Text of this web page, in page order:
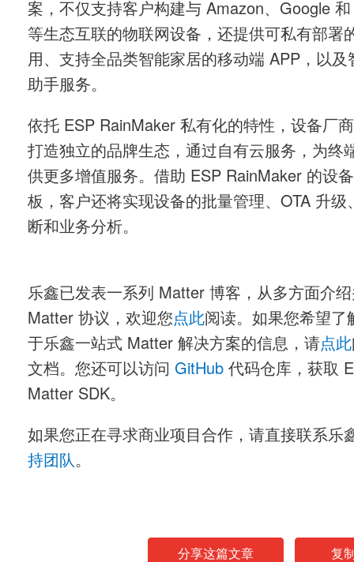
案，不仅支持客户构建与 Amazon、Google 和
等生态互联的物联网设备，还提供可私有部署
用、支持全品类智能家居的移动端 APP，以及
助手服务。
依托 ESP RainMaker 私有化的特性，设备厂
打造独立的品牌生态，通过自有云服务，为终
供更多增值服务。借助 ESP RainMaker 的设
板，客户还将实现设备的批量管理、OTA 升级
断和业务分析。
乐鑫已发表一系列 Matter 博客，从多方面介
Matter 协议，欢迎您点此阅读。如果您希望了
于乐鑫一站式 Matter 解决方案的信息，请点此
文档。您还可以访问 GitHub 代码仓库，获取
Matter SDK。
如果您正在寻求商业项目合作，请直接联系乐
持团队。
分享这篇文章 复